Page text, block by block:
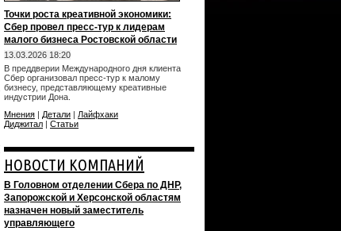
Точки роста креативной экономики:
Сбер провел пресс-тур к лидерам
малого бизнеса Ростовской области
13.03.2026 18:20
В преддверии Международного дня клиента
Сбер организовал пресс-тур к малому
бизнесу, представляющему креативные
индустрии Дона.
Мнения | Детали | Лайфхаки
Диджитал | Статьи
НОВОСТИ КОМПАНИЙ
В Головном отделении Сбера по ДНР,
Запорожской и Херсонской областям
назначен новый заместитель
управляющего